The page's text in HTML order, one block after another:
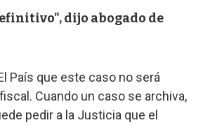
dijo abogado de
País que este caso no será
Cuando un caso se archiva,
pedir a la Justicia que el